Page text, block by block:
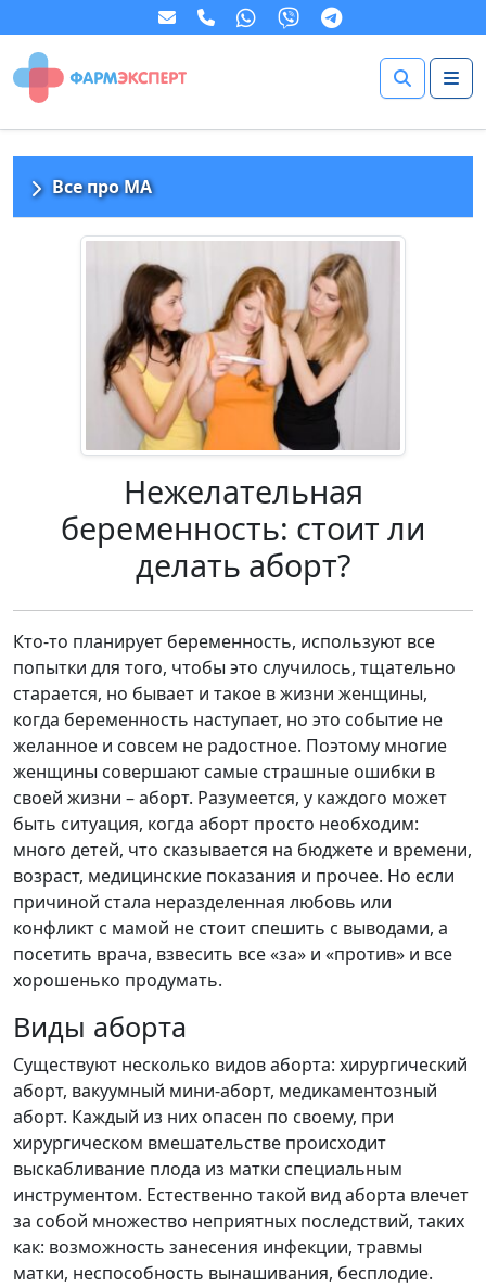
Все про МА
Нежелательная
беременность: стоит ли
делать аборт?
Кто-то планирует беременность, используют все
попытки для того, чтобы это случилось, тщательно
старается, но бывает и такое в жизни женщины,
когда беременность наступает, но это событие не
желанное и совсем не радостное. Поэтому многие
женщины совершают самые страшные ошибки в
своей жизни – аборт. Разумеется, у каждого может
быть ситуация, когда аборт просто необходим:
много детей, что сказывается на бюджете и времени,
возраст, медицинские показания и прочее. Но если
причиной стала неразделенная любовь или
конфликт с мамой не стоит спешить с выводами, а
посетить врача, взвесить все «за» и «против» и все
хорошенько продумать.
Виды аборта
Существуют несколько видов аборта: хирургический
аборт, вакуумный мини-аборт, медикаментозный
аборт. Каждый из них опасен по своему, при
хирургическом вмешательстве происходит
выскабливание плода из матки специальным
инструментом. Естественно такой вид аборта влечет
за собой множество неприятных последствий, таких
как: возможность занесения инфекции, травмы
матки, неспособность вынашивания, бесплодие.